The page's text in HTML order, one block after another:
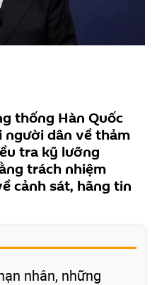
thống Hàn Quốc
người dân về thảm
tra kỹ lưỡng
trách nhiệm
cảnh sát, hãng tin
nhân, những